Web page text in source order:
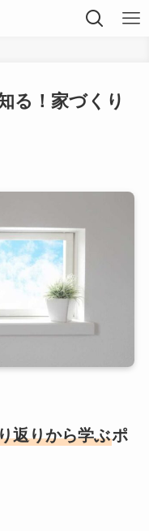
る！家づくり
返りから学ぶポ